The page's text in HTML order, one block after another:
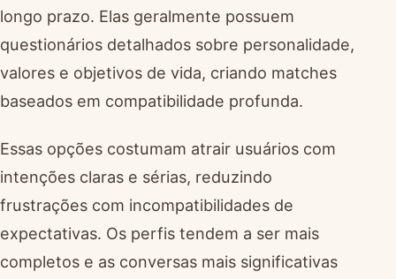
longo prazo. Elas geralmente possuem
questionários detalhados sobre personalidade,
valores e objetivos de vida, criando matches
baseados em compatibilidade profunda.
Essas opções costumam atrair usuários com
intenções claras e sérias, reduzindo
frustrações com incompatibilidades de
expectativas. Os perfis tendem a ser mais
completos e as conversas mais significativas